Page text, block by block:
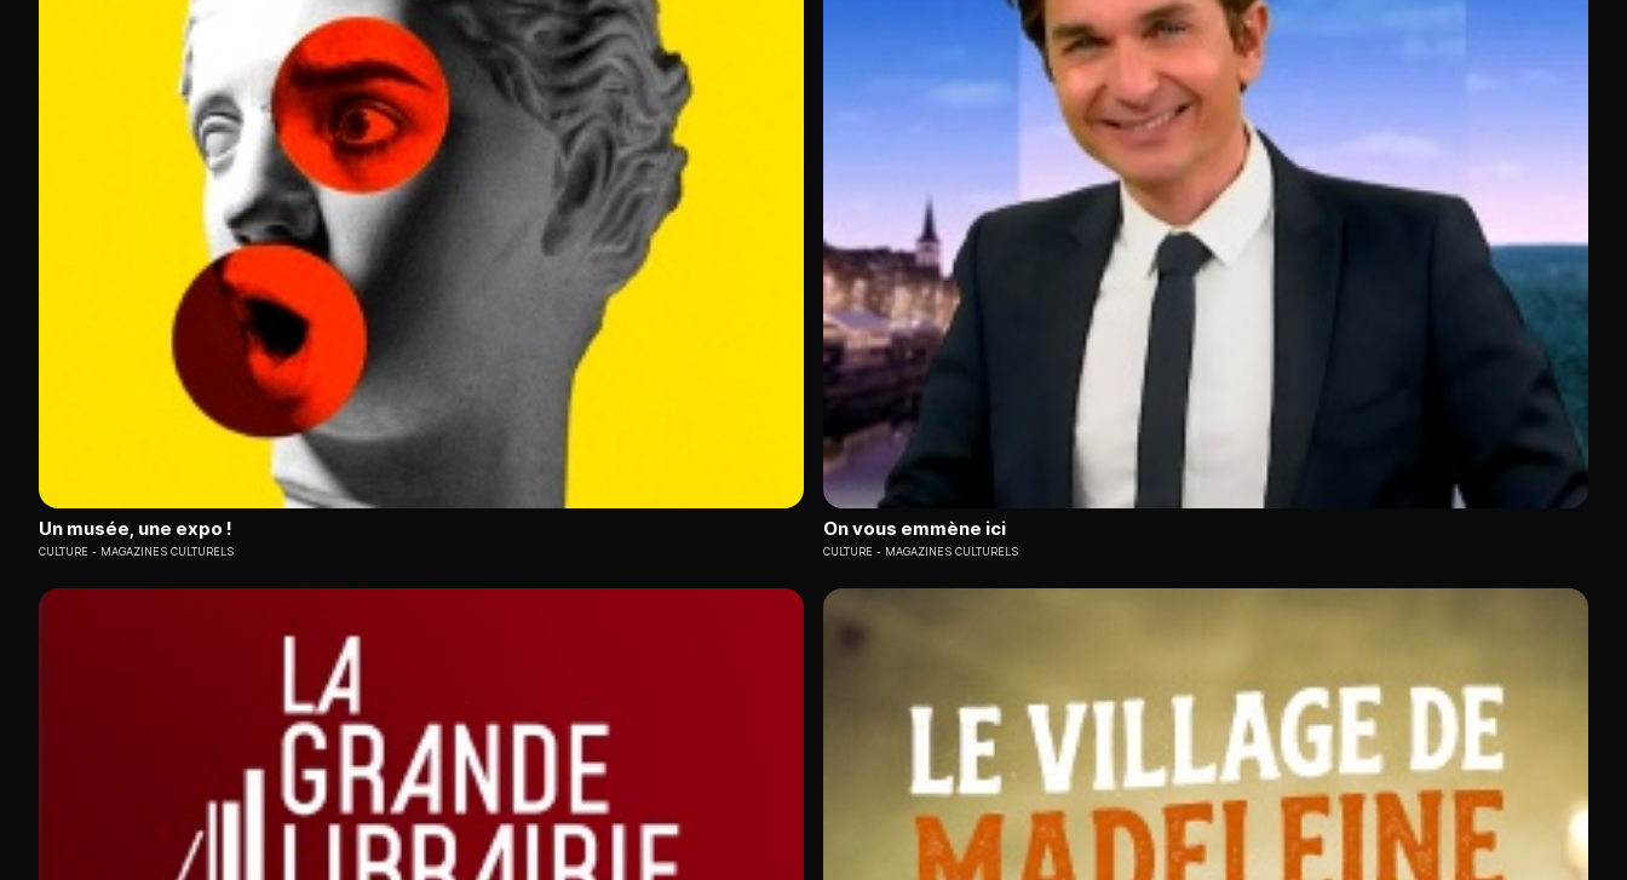
Un musée, une expo !
CULTURE MAGAZINES CULTURELS
On vous emmène ici
CULTURE MAGAZINES CULTURELS